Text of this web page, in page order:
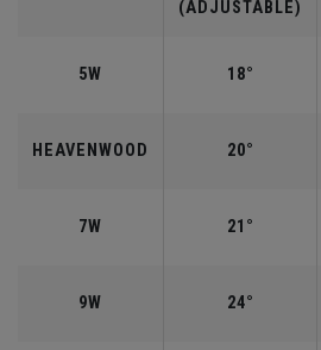
(ADJUSTABLE)
5W 18°
HEAVENWOOD 20°
7W 21°
9W 24°